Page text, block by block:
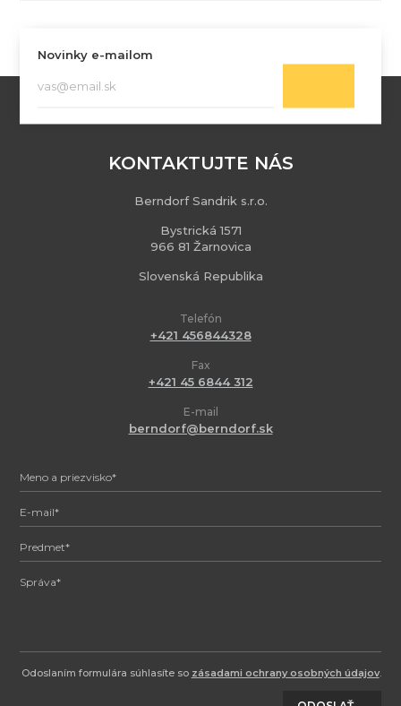
Novinky e-mailom
KONTAKTUJTE NÁS
Berndorf Sandrik s.r.o.
Bystrická 1571
966 81 Žarnovica
Slovenská Republika
Telefón
+421 456844328
Fax
+421 45 6844 312
E-mail
berndorf@berndorf.sk
Odoslaním formulára súhlasíte so zásadami ochrany osobných údajov.